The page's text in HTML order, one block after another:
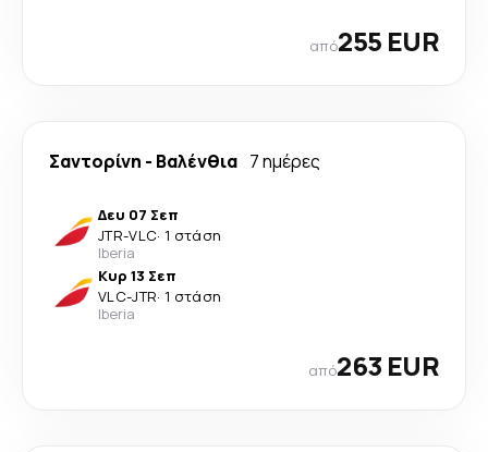
από255 EUR
Σαντορίνη - Βαλένθια 7 ημέρες
Δευ 07 Σεπ
JTR-VLC· 1 στάση
Iberia
Κυρ 13 Σεπ
VLC-JTR· 1 στάση
Iberia
από263 EUR